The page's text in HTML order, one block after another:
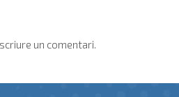
un comentari.